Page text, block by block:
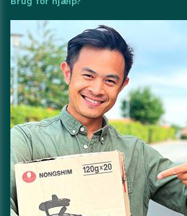
Brug for hjælp?